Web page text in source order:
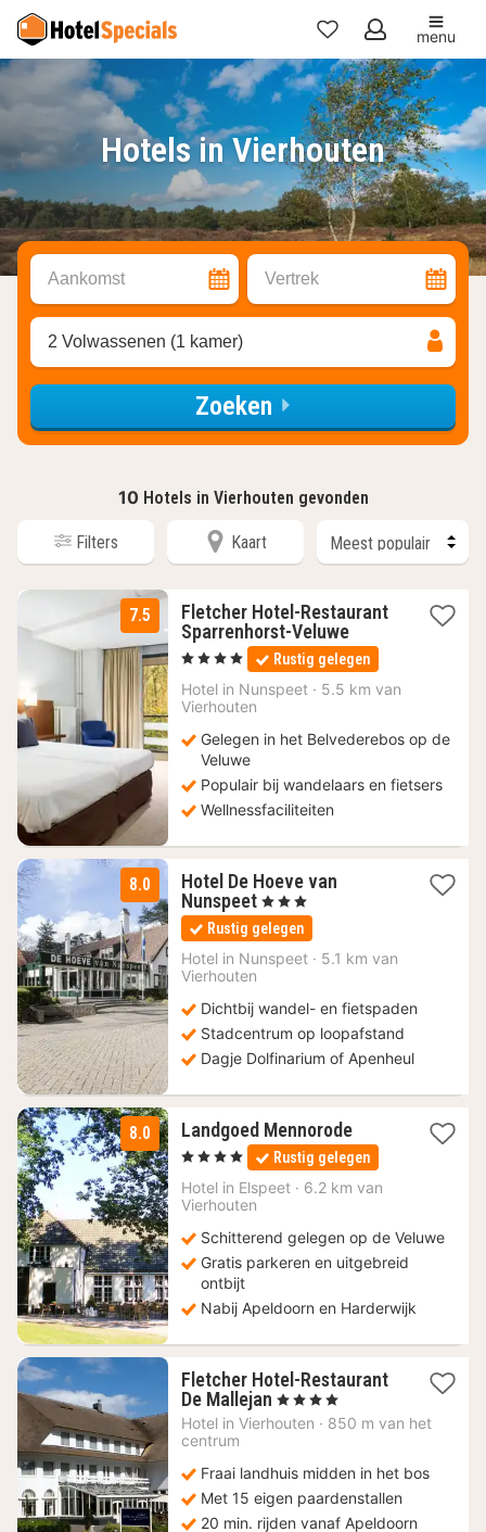
Mijn
favorieten
menu
Hotels in Vierhouten
Aankomst Vertrek
2 Volwassenen (1 kamer)
Zoeken
10 Hotels in Vierhouten gevonden
Filters Kaart
7.5
Fletcher Hotel-Restaurant
Sparrenhorst-Veluwe1
nacht
vanaf
79
, 4 Sterren Rustig gelegen
Hotel in Nunspeet · 5.5 km van
Vierhouten
Gelegen in het Belvederebos op de
Veluwe
Populair bij wandelaars en fietsers
Wellnessfaciliteiten
8.0
Hotel De Hoeve van
Nunspeet 1
nacht
vanaf
75
, 3 Sterren
Rustig gelegen
Hotel in Nunspeet · 5.1 km van
Vierhouten
Dichtbij wandel- en fietspaden
Stadcentrum op loopafstand
Dagje Dolfinarium of Apenheul
8.0 Landgoed Mennorode1
nacht
vanaf
79
, 4 Sterren Rustig gelegen
Hotel in Elspeet · 6.2 km van
Vierhouten
Schitterend gelegen op de Veluwe
Gratis parkeren en uitgebreid
ontbijt
Nabij Apeldoorn en Harderwijk
Fletcher Hotel-Restaurant
De Mallejan 1
nacht
€
, 4 Sterren
Hotel in Vierhouten · 850 m van het
centrum
Fraai landhuis midden in het bos
Met 15 eigen paardenstallen
20 min. rijden vanaf Apeldoorn